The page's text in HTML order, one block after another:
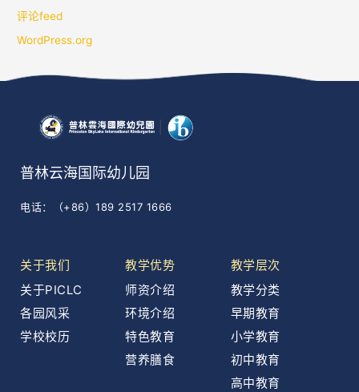
评论feed
WordPress.org
普林云海国际幼儿园
电话：（+86）189 2517 1666
关于我们
关于PICLC
各园风采
学校校历
教学优势
师资介绍
环境介绍
特色教育
营养膳食
教学层次
教学分类
早期教育
小学教育
初中教育
高中教育